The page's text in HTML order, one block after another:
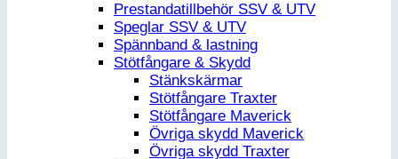
Prestandatillbehör SSV & UTV
Speglar SSV & UTV
Spännband & lastning
Stötfångare & Skydd
Stänkskärmar
Stötfångare Traxter
Stötfångare Maverick
Övriga skydd Maverick
Övriga skydd Traxter